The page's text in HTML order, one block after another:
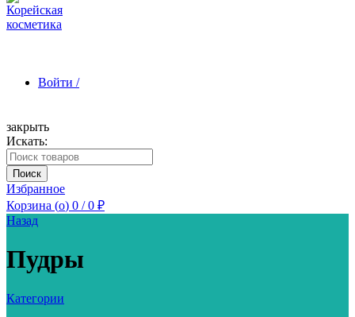
Войти /
Зарегистрироваться
закрыть
Искать:
Поиск
Избранное
Корзина (o) 0 / 0 ₽
Назад
Пудры
Категории